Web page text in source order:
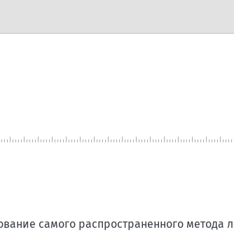
самого распространенного метода